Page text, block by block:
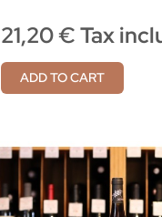
21,20 € Tax
ADD TO CART